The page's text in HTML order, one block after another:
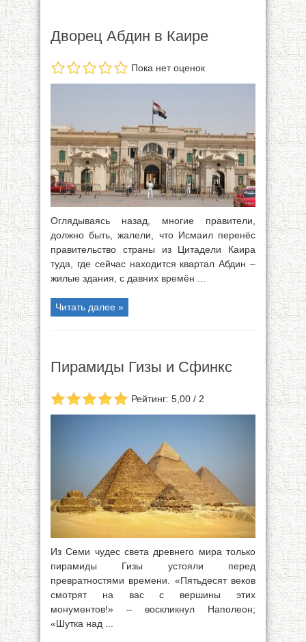
Дворец Абдин в Каире
Пока нет оценок
Оглядываясь назад, многие правители,
должно быть, жалели, что Исмаил перенёс
правительство страны из Цитадели Каира
туда, где сейчас находится квартал Абдин –
жилые здания, с давних времён ...
Читать далее »
Пирамиды Гизы и Сфинкс
Рейтинг: 5,00 / 2
Из Семи чудес света древнего мира только
пирамиды Гизы устояли перед
превратностями времени. «Пятьдесят веков
смотрят на вас с вершины этих
монументов!» – воскликнул Наполеон;
«Шутка над ...